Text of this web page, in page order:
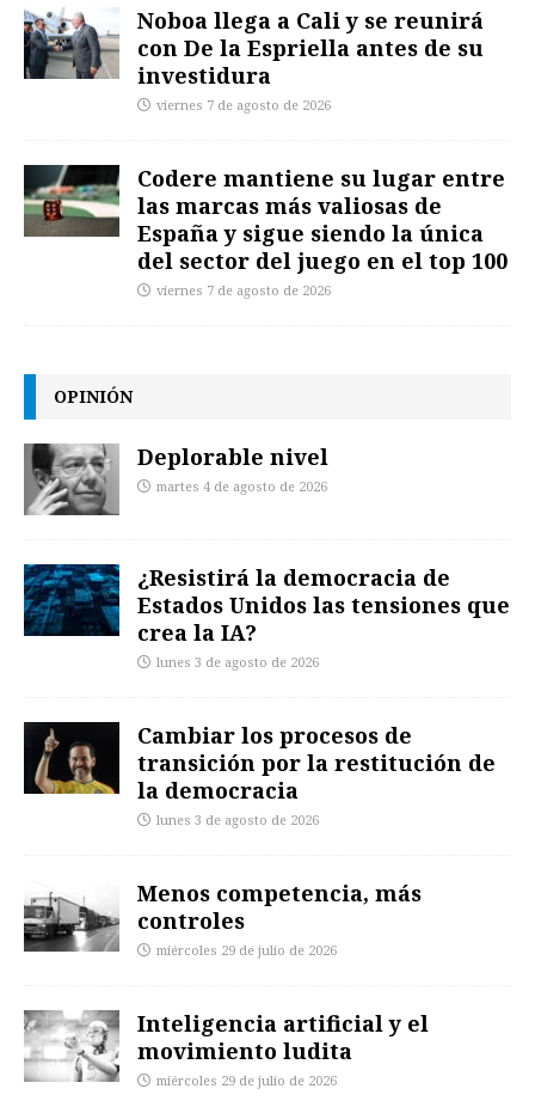
Noboa llega a Cali y se reunirá
con De la Espriella antes de su
investidura
viernes 7 de agosto de 2026
Codere mantiene su lugar entre
las marcas más valiosas de
España y sigue siendo la única
del sector del juego en el top 100
viernes 7 de agosto de 2026
OPINIÓN
Deplorable nivel
martes 4 de agosto de 2026
¿Resistirá la democracia de
Estados Unidos las tensiones que
crea la IA?
lunes 3 de agosto de 2026
Cambiar los procesos de
transición por la restitución de
la democracia
lunes 3 de agosto de 2026
Menos competencia, más
controles
miércoles 29 de julio de 2026
Inteligencia artificial y el
movimiento ludita
miércoles 29 de julio de 2026